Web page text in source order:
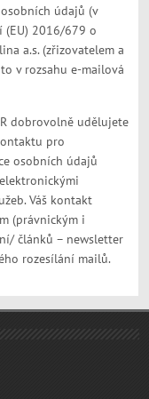
údajů (v
(EU) 2016/679 o
a.s. (zřizovatelem a
v rozsahu e-mailová
dobrovolně udělujete
pro
osobních údajů
Váš kontakt
(právnickým i
článků – newsletter
rozesílání mailů.